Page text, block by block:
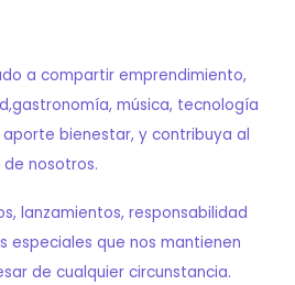
a compartir emprendimiento,
música, tecnología
bienestar, y contribuya al
nosotros.
lanzamientos, responsabilidad
especiales que nos mantienen
de cualquier circunstancia.